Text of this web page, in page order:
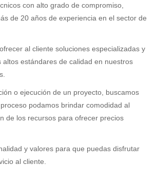
con alto grado de compromiso,
de 20 años de experiencia en el sector de
al cliente soluciones especializadas y
altos estándares de calidad en nuestros
o ejecución de un proyecto, buscamos
podamos brindar comodidad al
de los recursos para ofrecer precios
y valores para que puedas disfrutar
al cliente.